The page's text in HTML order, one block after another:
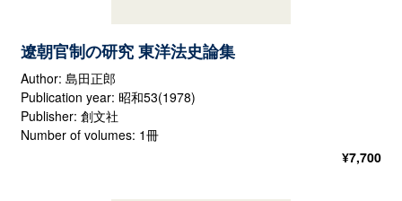
遼朝官制の研究 東洋法史論集
Author: 島田正郎
Publication year: 昭和53(1978)
Publisher: 創文社
Number of volumes: 1冊
¥7,700